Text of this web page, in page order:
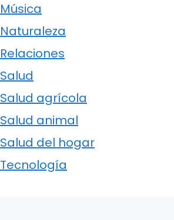
Música
Naturaleza
Relaciones
Salud
Salud agrícola
Salud animal
Salud del hogar
Tecnología